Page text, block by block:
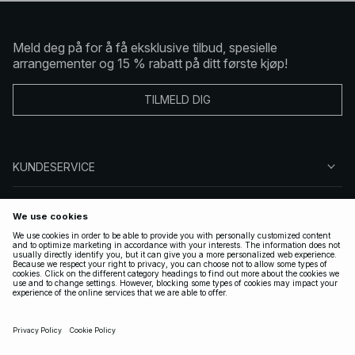
Meld deg på for å få eksklusive tilbud, spesielle
arrangementer og 15 % rabatt på ditt første kjøp!
TILMELD DIG
KUNDESERVICE
FØLG OSS
LOVLIG